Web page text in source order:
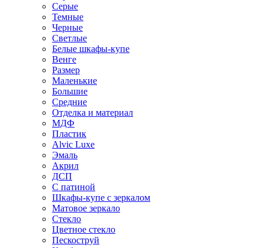
Серые
Темные
Черные
Светлые
Белые шкафы-купе
Венге
Размер
Маленькие
Большие
Средние
Отделка и материал
МДФ
Пластик
Alvic Luxe
Эмаль
Акрил
ДСП
С патиной
Шкафы-купе с зеркалом
Матовое зеркало
Стекло
Цветное стекло
Пескоструй